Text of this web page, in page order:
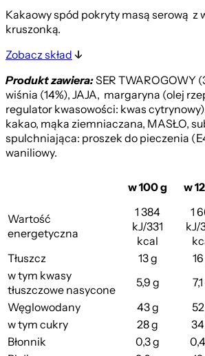
Kakaowy spód pokryty masą serową z
kruszonką.
Zobacz skład
Produkt zawiera:SER TWAROGOWY
wiśnia (14%), JAJA, margaryna (olej
regulator kwasowości: kwas
kakao, mąka ziemniaczana, MASŁO,
spulchniająca: proszek do pieczenia
waniliowy.
w 100 g w
Wartość
energetyczna
1 384
kJ/331
kcal
1
kJ/
Tłuszcz 13 g
w tym kwasy
tłuszczowe nasycone
5,9 g
Węglowodany
43 g
w tym cukry
28 g
Błonnik
0,3 g